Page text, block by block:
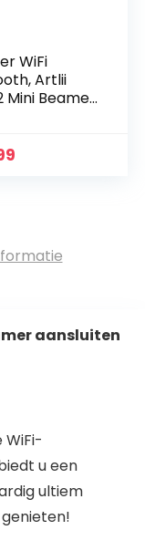
WiFi
Artlii
Mini Beamer,
aansluiten
u een
ultiem